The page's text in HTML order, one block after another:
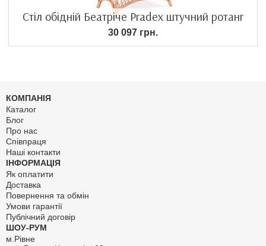
Стіл обідній Беатріче Pradex штучний ротанг
30 097 грн.
КОМПАНІЯ
Каталог
Блог
Про нас
Співпраця
Наші контакти
ІНФОРМАЦІЯ
Як оплатити
Доставка
Повернення та обмін
Умови гарантії
Публічний договір
ШОУ-РУМ
м.Рівне